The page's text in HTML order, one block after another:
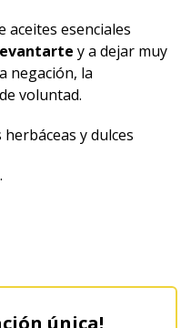
aceites esenciales
y a dejar muy
negación, la
voluntad.
y dulces
única!